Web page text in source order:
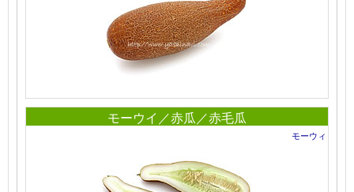
モーウイ／赤瓜／赤毛瓜
モーウィ